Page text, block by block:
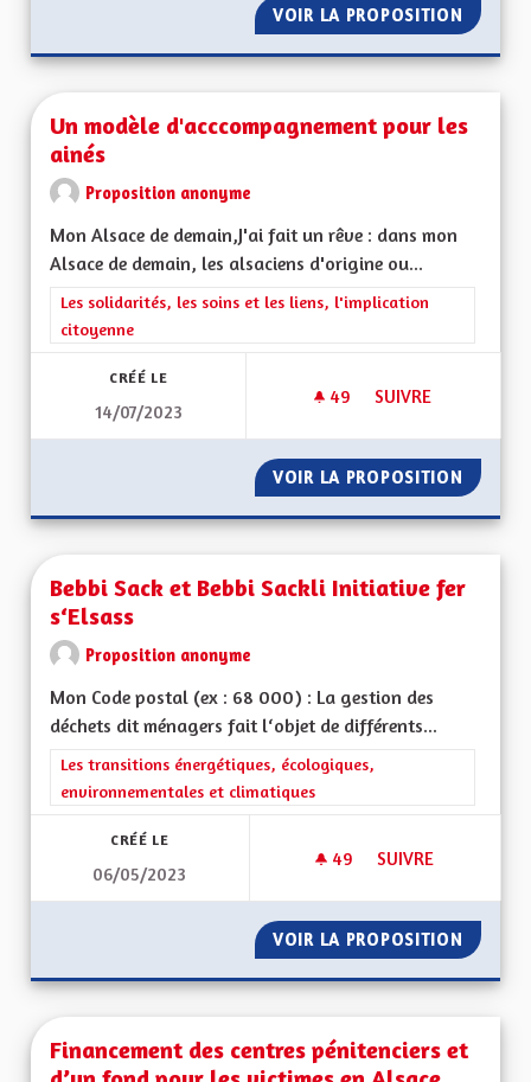
VOIR LA PROPOSITION
Un modèle d'acccompagnement pour les
ainés
Proposition anonyme
Mon Alsace de demain,J'ai fait un rêve : dans mon
Alsace de demain, les alsaciens d'origine ou...
Filtrer les résultats de la catégorie : Les solidarités, les soins
Les solidarités, les soins et les liens, l'implication
citoyenne
CRÉÉ LE
14/07/2023
49 49 ABONNÉS
SUIVRE
VOIR LA PROPOSITION UN
Bebbi Sack et Bebbi Sackli Initiative fer
s‘Elsass
Proposition anonyme
Mon Code postal (ex : 68 000) : La gestion des
déchets dit ménagers fait l‘objet de différents...
Filtrer les résultats de la catégorie : Les transitions
Les transitions énergétiques, écologiques,
environnementales et climatiques
CRÉÉ LE
06/05/2023
49 49 ABONNÉS
SUIVRE
VOIR LA PROPOSITION BEBBI
Financement des centres pénitenciers et